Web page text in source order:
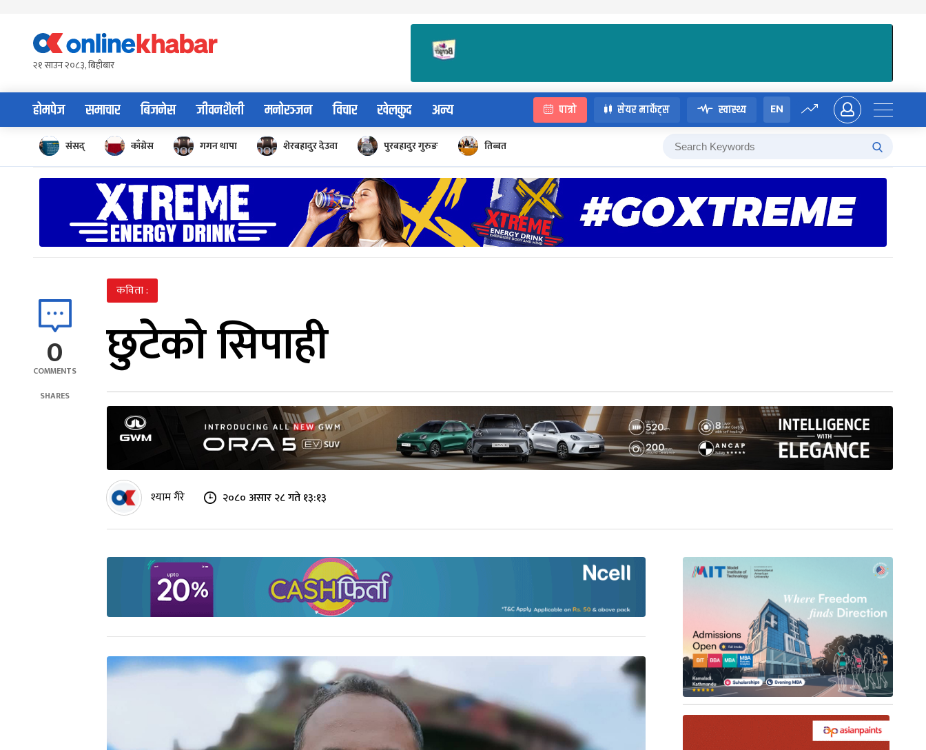
content२१ साउन २०८३, बिहीबार
होमपेज समाचार बिजनेस जीवनशैली मनोरञ्जन विचार खेलकुद अन्य पात्रो सेयर मार्केट्स स्वास्थ्य EN
संसद् काँग्रेस गगन थापा शेरबहादुर देउवा पुरबहादुर गुरुङ तिब्बत
0
COMMENTS
SHARES
कविता :
छुटेको सिपाही
श्याम गैरे २०८० असार २८ गते १३:१३